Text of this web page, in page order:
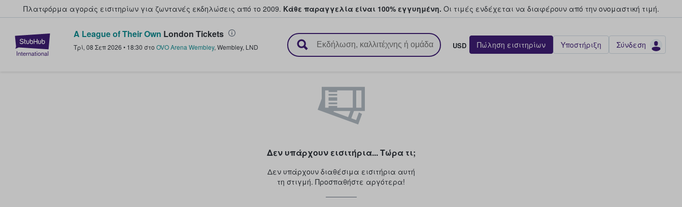
Πλατφόρμα αγοράς εισιτηρίων για ζωντανές εκδηλώσεις από το 2009. Κάθε παραγγελία είναι 100% εγγυημένη. Οι τιμές ενδέχεται να διαφέρουν από την oνομαστική τιμή.
StubHub - Όπου οι φαν αγοράζουν και πουλούν εισιτήρια
A League of Their Own London Tickets
Τρί, 08 Σεπ 2026 • 18:30 στο OVO Arena Wembley, Wembley, LND USD Πώληση εισιτηρίων Υποστήριξη Σύνδεση
Δεν υπάρχουν εισιτήρια... Τώρα τι;
Δεν υπάρχουν διαθέσιμα εισιτήρια αυτή
τη στιγμή. Προσπαθήστε αργότερα!